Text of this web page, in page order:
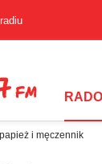
i męczennik